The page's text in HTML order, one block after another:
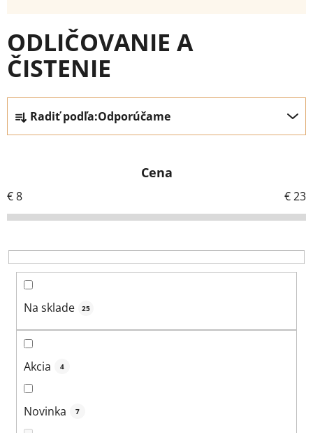
ODLIČOVANIE A
ČISTENIE
R
a
d
i
e
r
o
Radiť podľa:Odporúčame
Cena
€8 €23
Na sklade 25
Akcia 4
Novinka 7